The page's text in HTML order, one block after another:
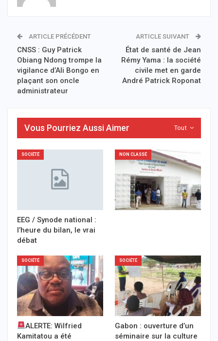
ARTICLE PRÉCÉDENT
CNSS : Guy Patrick
Obiang Ndong trompe la
vigilance d’Ali Bongo en
plaçant son oncle
administrateur
ARTICLE SUIVANT
État de santé de Jean
Rémy Yama : la société
civile met en garde
André Patrick Roponat
Tout
Vous Pourriez Aussi Aimer
SOCIÉTÉ
EEG / Synode national :
l’heure du bilan, le vrai
débat
NON CLASSÉ
SOCIÉTÉ
ALERTE: Wilfried
Kamitatou a été
SOCIÉTÉ
Gabon : ouverture d’un
séminaire sur la culture